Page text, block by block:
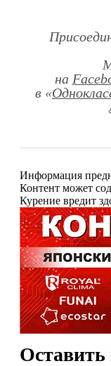
на
в «
Информация
Контент может
Курение вредит